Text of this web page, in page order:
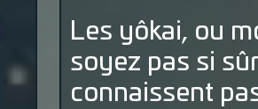
Les yôkai, ou
soyez pas si
connaissent